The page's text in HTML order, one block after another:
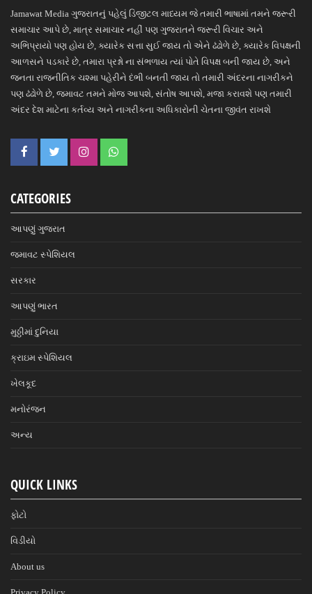
Jamawat Media ગુજરાતનું પહેલું ડિજીટલ માધ્યમ જે તમારી ભાષામાં તમને જરૂરી
સમાચાર આપે છે, માત્ર સમાચાર નહીં પણ ગુજરાતને જરૂરી વિચાર અને
અભિપ્રાયો પણ હોય છે, ક્યારેક સત્તા સુઈ જાય તો એને ઢંઢોળે છે, ક્યારેક વિપક્ષની
આળસને પડકારે છે, તમારા પ્રશ્નો ના સંભળાય ત્યાં પોતે વિપક્ષ બની જાય છે, અને
જનતા રાજનીતિક ચશ્મા પહેરીને દંભી બનતી જાય તો તમારી અંદરના નાગરીકને
પણ ઢંઢોળે છે, જમાવટ તમને મોજ આપશે, સંતોષ આપશે, મજા કરાવશે પણ તમારી
અંદર દેશ માટેના કર્તવ્ય અને નાગરીકના અધિકારોની ચેતના જીવંત રાખશે
CATEGORIES
આપણું ગુજરાત
જમાવટ સ્પેશિયલ
સરકાર
આપણું ભારત
મુઠ્ઠીમાં દુનિયા
ક્રાઇમ સ્પેશિયલ
ખેલકૂદ
મનોરંજન
અન્ય
QUICK LINKS
ફોટો
વિડીયો
About us